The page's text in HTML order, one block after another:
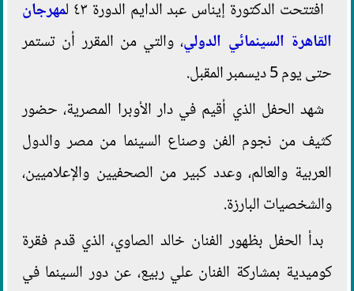
افتتحت الدكتورة إيناس عبد الدايم الدورة ٤٣ ل
مهرجان
القاهرة السينمائي الدولي، والتي من المقرر أن تستمر
حتى يوم 5 ديسمبر المقبل.
شهد الحفل الذي أقيم في دار الأوبرا المصرية، حضور
كثيف من نجوم الفن وصناع السينما من مصر والدول
العربية والعالم، وعدد كبير من الصحفيين والإعلاميين،
والشخصيات البارزة.
بدأ الحفل بظهور الفنان خالد الصاوي، الذي قدم فقرة
كوميدية بمشاركة الفنان علي ربيع، عن دور السينما في